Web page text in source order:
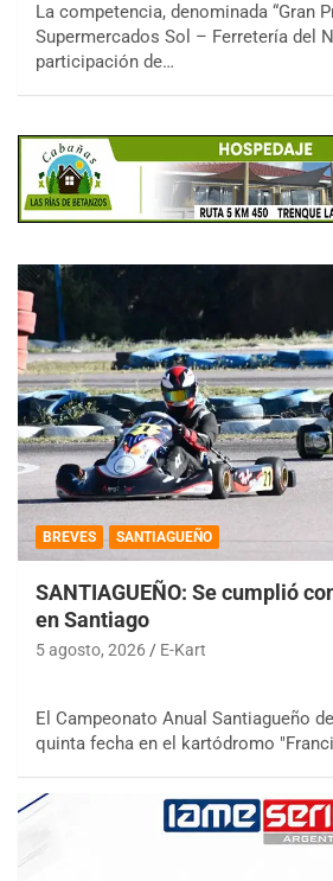
La competencia, denominada “Gran
Supermercados Sol – Ferretería del
participación de…
BREVES SANTIAGUEÑO
SANTIAGUEÑO: Se cumplió
en Santiago
5 agosto, 2026 E-Kart
El Campeonato Anual Santiagueño
quinta fecha en el kartódromo